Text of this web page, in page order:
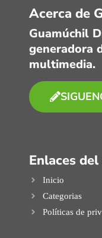
Acerca de
Guamúchil
generadora
multimedia.
Enlaces
Inicio
Categorias
Políticas de